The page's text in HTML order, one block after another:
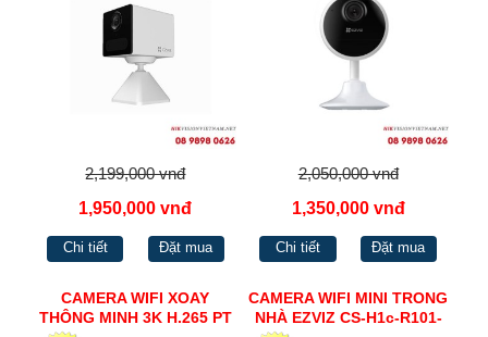
2,199,000 vnđ
1,950,000 vnđ
Chi tiết Đặt mua
2,050,000 vnđ
1,350,000 vnđ
Chi tiết Đặt mua
CAMERA WIFI XOAY
THÔNG MINH 3K H.265 PT
CAMERA WIFI MINI TRONG
NHÀ EZVIZ CS-H1c-R101-